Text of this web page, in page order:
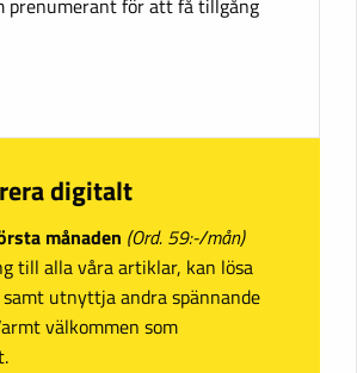
prenumerant för att få tillgång
digitalt
månaden (Ord. 59:-/mån)
till alla våra artiklar, kan lösa
utnyttja andra spännande
välkommen som